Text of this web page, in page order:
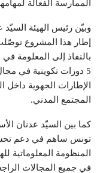
الممارسة الفعالة
وبيّن رئيس الهيئة السيّد
بالنفاذ إلى المعلومة
5 دورات تكوينية في
الإطارات الجهوية
المجتمع المدني.
كما بين السيّد عدنان
تونس ساهم في دعم
المنظومة المعلوماتية